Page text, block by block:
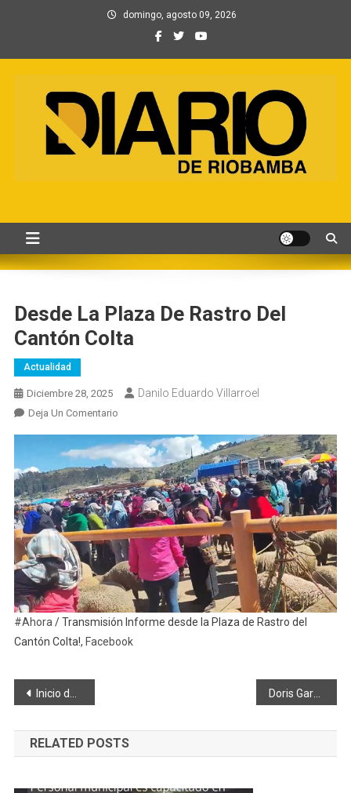
domingo, agosto 09, 2026
y Contenidos digitales
Desde La Plaza De Rastro Del
Cantón Colta
Actualidad
Diciembre 28, 2025 Danilo Eduardo Villarroel
Deja Un ComentarioEn
La
Plaza
De
Rastro
Del
Cantón
Colta
#Ahora / Transmisión Informe desde la Plaza de Rastro del
Cantón Colta!, Facebook
Navegación
de
entradas
Inicio de atención del Centro Gastronómico de Colta
RELATED POSTS